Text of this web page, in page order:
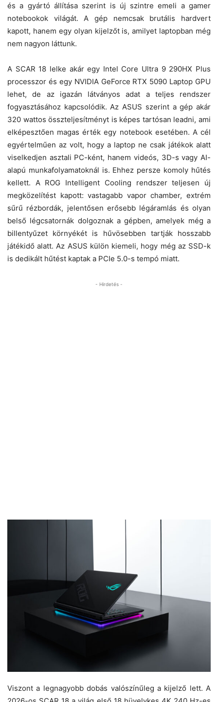
és a gyártó állítása szerint is új szintre emeli a gamer
notebookok világát. A gép nemcsak brutális hardvert
kapott, hanem egy olyan kijelzőt is, amilyet laptopban még
nem nagyon láttunk.
A SCAR 18 lelke akár egy Intel Core Ultra 9 290HX Plus
processzor és egy NVIDIA GeForce RTX 5090 Laptop GPU
lehet, de az igazán látványos adat a teljes rendszer
fogyasztásához kapcsolódik. Az ASUS szerint a gép akár
320 wattos összteljesítményt is képes tartósan leadni, ami
elképesztően magas érték egy notebook esetében. A cél
egyértelműen az volt, hogy a laptop ne csak játékok alatt
viselkedjen asztali PC-ként, hanem videós, 3D-s vagy AI-
alapú munkafolyamatoknál is. Ehhez persze komoly hűtés
kellett. A ROG Intelligent Cooling rendszer teljesen új
megközelítést kapott: vastagabb vapor chamber, extrém
sűrű rézbordák, jelentősen erősebb légáramlás és olyan
belső légcsatornák dolgoznak a gépben, amelyek még a
billentyűzet környékét is hűvösebben tartják hosszabb
játékidő alatt. Az ASUS külön kiemeli, hogy még az SSD-k
is dedikált hűtést kaptak a PCIe 5.0-s tempó miatt.
- Hirdetés -
Viszont a legnagyobb dobás valószínűleg a kijelző lett. A